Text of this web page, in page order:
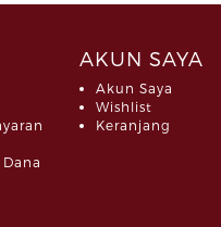
AKUN SAYA
Akun Saya
Wishlist
Keranjang